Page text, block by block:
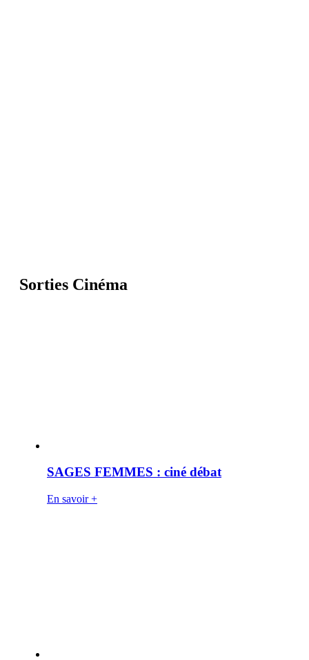
Sorties Cinéma
SAGES FEMMES : ciné débat
En savoir +